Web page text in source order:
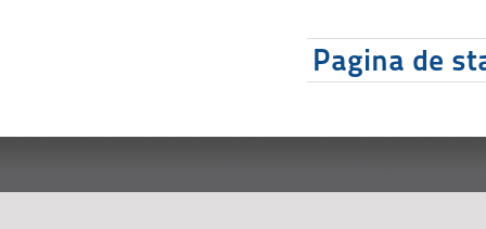
Pagina de